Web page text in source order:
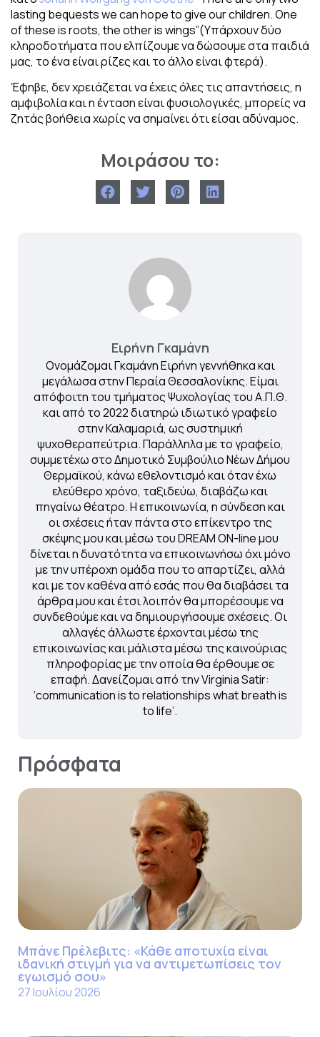
lasting bequests we can hope to give our children. One
of these is roots, the other is wings”(Υπάρχουν δύο
κληροδοτήματα που ελπίζουμε να δώσουμε στα παιδιά
μας, το ένα είναι ρίζες και το άλλο είναι φτερά).
Έφηβε, δεν χρειάζεται να έχεις όλες τις απαντήσεις, η
αμφιβολία και η ένταση είναι φυσιολογικές, μπορείς να
ζητάς βοήθεια χωρίς να σημαίνει ότι είσαι αδύναμος.
Μοιράσου το:
Ειρήνη Γκαμάνη
Ονομάζομαι Γκαμάνη Ειρήνη γεννήθηκα και
μεγάλωσα στην Περαία Θεσσαλονίκης. Είμαι
απόφοιτη του τμήματος Ψυχολογίας του Α.Π.Θ.
και από το 2022 διατηρώ ιδιωτικό γραφείο
στην Καλαμαριά, ως συστημική
ψυχοθεραπεύτρια. Παράλληλα με το γραφείο,
συμμετέχω στο Δημοτικό Συμβούλιο Νέων Δήμου
Θερμαϊκού, κάνω εθελοντισμό και όταν έχω
ελεύθερο χρόνο, ταξιδεύω, διαβάζω και
πηγαίνω θέατρο. Η επικοινωνία, η σύνδεση και
οι σχέσεις ήταν πάντα στο επίκεντρο της
σκέψης μου και μέσω του DREAM ON-line μου
δίνεται η δυνατότητα να επικοινωνήσω όχι μόνο
με την υπέροχη ομάδα που το απαρτίζει, αλλά
και με τον καθένα από εσάς που θα διαβάσει τα
άρθρα μου και έτσι λοιπόν θα μπορέσουμε να
συνδεθούμε και να δημιουργήσουμε σχέσεις. Οι
αλλαγές άλλωστε έρχονται μέσω της
επικοινωνίας και μάλιστα μέσω της καινούριας
πληροφορίας με την οποία θα έρθουμε σε
επαφή. Δανείζομαι από την Virginia Satir:
‘communication is to relationships what breath is
to life’.
Πρόσφατα
Μπάνε Πρέλεβιτς: «Κάθε αποτυχία είναι
ιδανική στιγμή για να αντιμετωπίσεις τον
εγωισμό σου»
27 Ιουλίου 2026